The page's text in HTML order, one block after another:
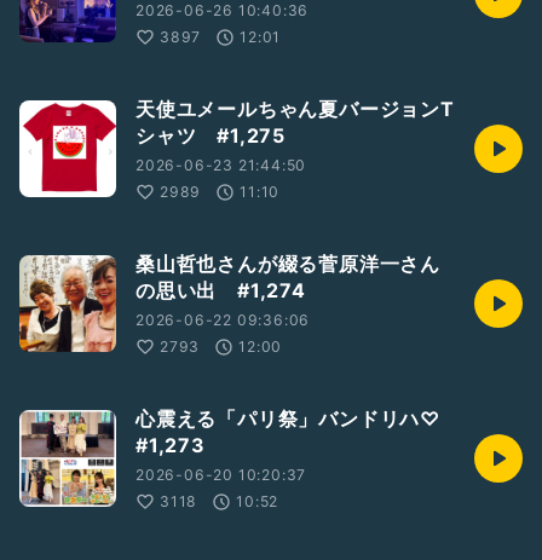
2026-06-26 10:40:36
3897
12:01
天使ユメールちゃん夏バージョンT
シャツ #1,275
2026-06-23 21:44:50
2989
11:10
桑山哲也さんが綴る菅原洋一さん
の思い出 #1,274
2026-06-22 09:36:06
2793
12:00
心震える「パリ祭」バンドリハ♡
#1,273
2026-06-20 10:20:37
3118
10:52